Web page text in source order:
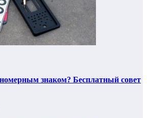
знаком? Бесплатный совет